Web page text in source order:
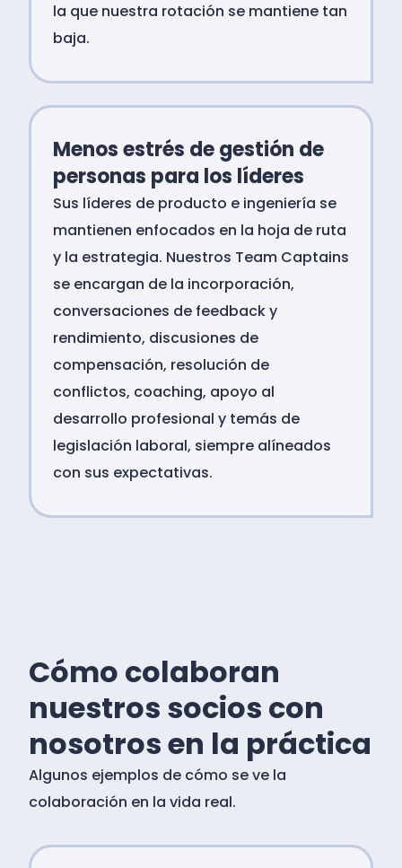
la que nuestra rotación se mantiene tan
baja.
Menos estrés de gestión de
personas para los líderes
Sus líderes de producto e ingeniería se
mantienen enfocados en la hoja de ruta
y la estrategia. Nuestros Team Captains
se encargan de la incorporación,
conversaciones de feedback y
rendimiento, discusiones de
compensación, resolución de
conflictos, coaching, apoyo al
desarrollo profesional y temás de
legislación laboral, siempre alíneados
con sus expectativas.
Cómo colaboran
nuestros socios con
nosotros en la práctica
Algunos ejemplos de cómo se ve la
colaboración en la vida real.